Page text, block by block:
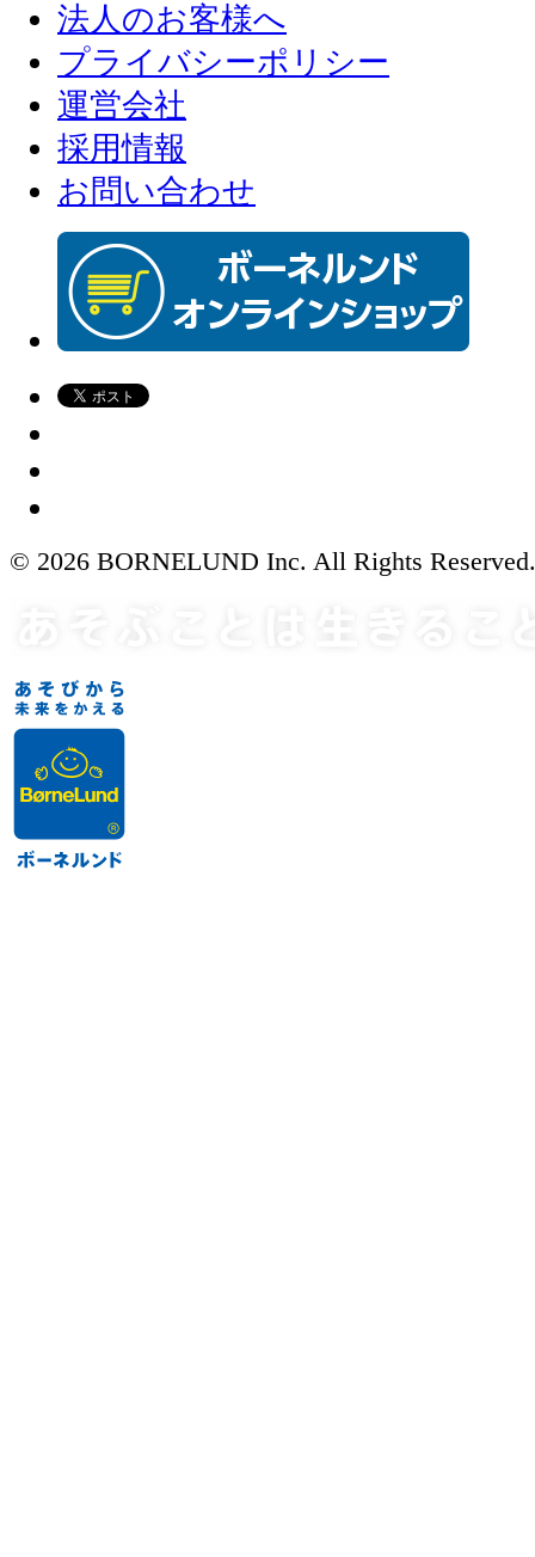
法人のお客様へ
プライバシーポリシー
運営会社
採用情報
お問い合わせ
© 2026 BORNELUND Inc. All Rights Reserved.